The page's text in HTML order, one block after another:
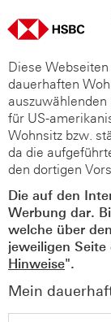
Diese
dauerhaften
für US-
Wohnsitz bzw.
da die
den dortigen
Die auf den
Werbung dar.
welche über
jeweiligen
Hinweise".
Mein